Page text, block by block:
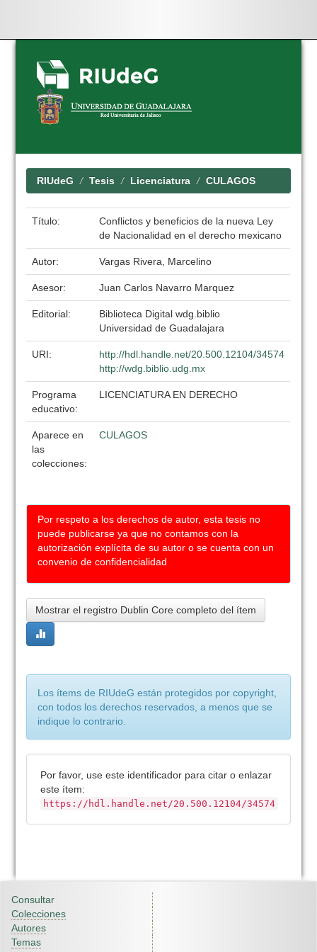
Skip
navigation
RIUdeG Tesis Licenciatura CULAGOS
Título:
Conflictos y beneficios de la nueva Ley
de Nacionalidad en el derecho mexicano
Autor: Vargas Rivera, Marcelino
Asesor: Juan Carlos Navarro Marquez
Editorial:
Biblioteca Digital wdg.biblio
Universidad de Guadalajara
URI:
http://hdl.handle.net/20.500.12104/34574
http://wdg.biblio.udg.mx
Programa
educativo:
LICENCIATURA EN DERECHO
Aparece en
las
colecciones:
CULAGOS
Por respeto a los derechos de autor, esta tesis no
puede publicarse ya que no contamos con la
autorización explícita de su autor o se cuenta con un
convenio de confidencialidad
Mostrar el registro Dublin Core completo del ítem
Los ítems de RIUdeG están protegidos por copyright,
con todos los derechos reservados, a menos que se
indique lo contrario.
Por favor, use este identificador para citar o enlazar
este ítem:
https://hdl.handle.net/20.500.12104/34574
Consultar
Colecciones
Autores
Temas